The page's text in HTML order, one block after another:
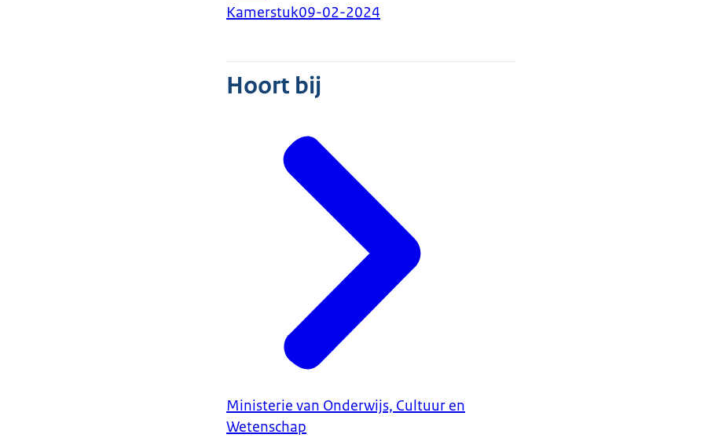
Kamerstuk09-02-2024
Hoort bij
Ministerie van Onderwijs, Cultuur en
Wetenschap